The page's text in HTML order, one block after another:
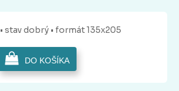
• stav dobrý • formát 135x205
DO KOŠÍKA